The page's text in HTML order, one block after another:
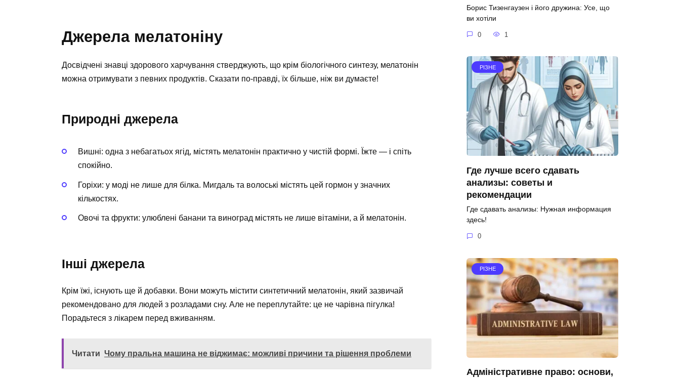
Джерела мелатоніну
Досвідчені знавці здорового харчування стверджують, що крім біологічного синтезу, мелатонін
можна отримувати з певних продуктів. Сказати по-правді, їх більше, ніж ви думаєте!
Природні джерела
Вишні: одна з небагатьох ягід, містять мелатонін практично у чистій формі. Їжте — і спіть
спокійно.
Горіхи: у моді не лише для білка. Мигдаль та волоські містять цей гормон у значних
кількостях.
Овочі та фрукти: улюблені банани та виноград містять не лише вітаміни, а й мелатонін.
Інші джерела
Крім їжі, існують ще й добавки. Вони можуть містити синтетичний мелатонін, який зазвичай
рекомендовано для людей з розладами сну. Але не переплутайте: це не чарівна пігулка!
Порадьтеся з лікарем перед вживанням.
Читати Чому пральна машина не віджимає: можливі причини та рішення проблеми
Борис Тизенгаузен і його дружина: Усе, що
ви хотіли
0 1
РІЗНЕ
Где лучше всего сдавать
анализы: советы и
рекомендации
Где сдавать анализы: Нужная информация
здесь!
0
РІЗНЕ
Адміністративне право: основи,